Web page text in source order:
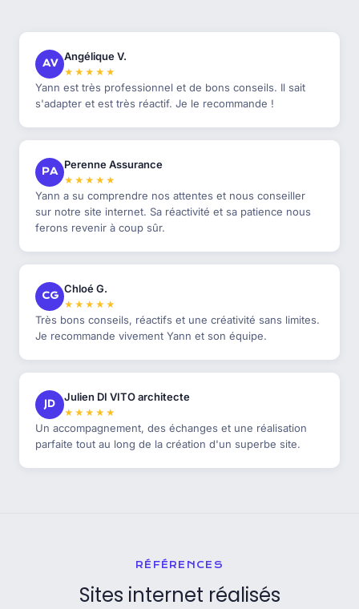
AV
Angélique V.
★★★★★
Yann est très professionnel et de bons conseils. Il sait
s'adapter et est très réactif. Je le recommande !
PA
Perenne Assurance
★★★★★
Yann a su comprendre nos attentes et nous conseiller
sur notre site internet. Sa réactivité et sa patience nous
ferons revenir à coup sûr.
CG
Chloé G.
★★★★★
Très bons conseils, réactifs et une créativité sans limites.
Je recommande vivement Yann et son équipe.
JD
Julien DI VITO architecte
★★★★★
Un accompagnement, des échanges et une réalisation
parfaite tout au long de la création d'un superbe site.
RÉFÉRENCES
Sites internet réalisés